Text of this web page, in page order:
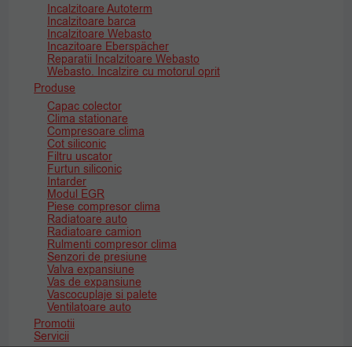
Incalzitoare Autoterm
Incalzitoare barca
Incalzitoare Webasto
Incazitoare Eberspächer
Reparatii Incalzitoare Webasto
Webasto. Incalzire cu motorul oprit
Produse
Capac colector
Clima stationare
Compresoare clima
Cot siliconic
Filtru uscator
Furtun siliconic
Intarder
Modul EGR
Piese compresor clima
Radiatoare auto
Radiatoare camion
Rulmenti compresor clima
Senzori de presiune
Valva expansiune
Vas de expansiune
Vascocuplaje si palete
Ventilatoare auto
Promotii
Servicii